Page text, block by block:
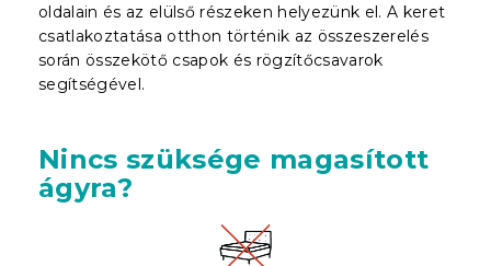
oldalain és az elülső részeken helyezünk el. A keret
csatlakoztatása otthon történik az összeszerelés
során összekötő csapok és rögzítőcsavarok
segítségével.
Nincs szüksége magasított
ágyra?